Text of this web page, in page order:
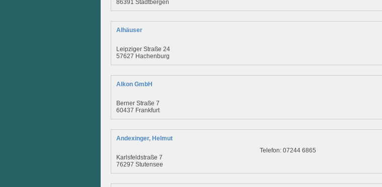
86391 Stadtbergen
Alhäuser
Leipziger Straße 24
57627 Hachenburg
Alkon GmbH
Berner Straße 7
60437 Frankfurt
Andexinger, Helmut
Karlsfeldstraße 7
76297 Stutensee
Telefon: 07244 6865